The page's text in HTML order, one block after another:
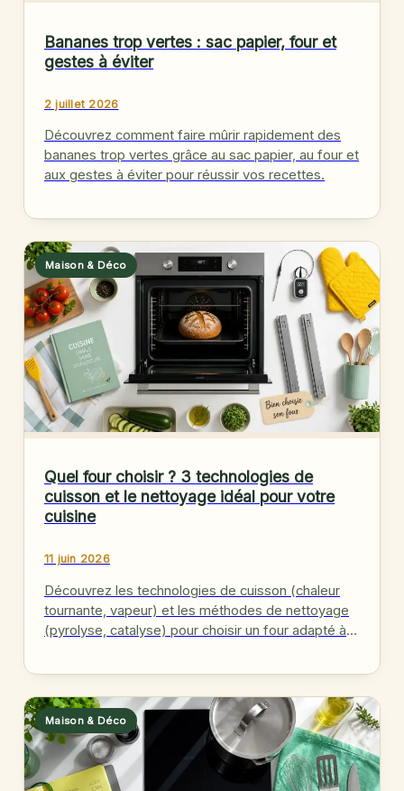
Bananes trop vertes : sac papier, four et
gestes à éviter
2 juillet 2026
Découvrez comment faire mûrir rapidement des
bananes trop vertes grâce au sac papier, au four et
aux gestes à éviter pour réussir vos recettes.
Maison & Déco
Quel four choisir ? 3 technologies de
cuisson et le nettoyage idéal pour votre
cuisine
11 juin 2026
Découvrez les technologies de cuisson (chaleur
tournante, vapeur) et les méthodes de nettoyage
(pyrolyse, catalyse) pour choisir un four adapté à
Maison & Déco